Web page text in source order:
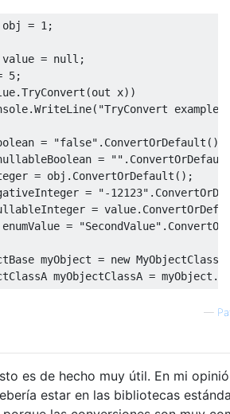
obj = 1 ;
value = null ;
5;
.TryConvert (out x))
.WriteLine( "TryConvert
= "false" . ConvertOrDefault ();
= "" .
= obj . ConvertOrDefault ();
= "-12123" .
= value.
enumValue = "SecondValue" .
myObject = new MyObjectClassA
myObjectClassA = myObject .
—
es de hecho muy útil. En mi
estar en las bibliotecas